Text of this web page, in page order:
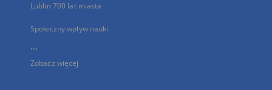
Lublin 700 lat miasta
Społeczny wpływ nauki
...
Zobacz więcej